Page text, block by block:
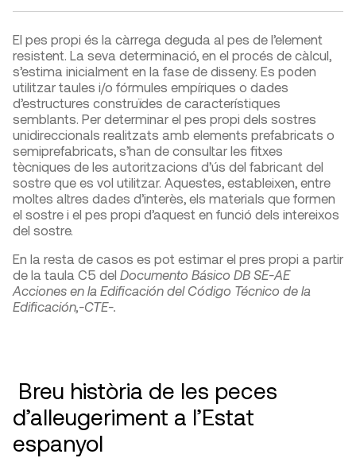
El pes propi és la càrrega deguda al pes de l’element
resistent. La seva determinació, en el procés de càlcul,
s’estima inicialment en la fase de disseny. Es poden
utilitzar taules i/o fórmules empíriques o dades
d’estructures construïdes de característiques
semblants. Per determinar el pes propi dels sostres
unidireccionals realitzats amb elements prefabricats o
semiprefabricats, s’han de consultar les fitxes
tècniques de les autoritzacions d’ús del fabricant del
sostre que es vol utilitzar. Aquestes, estableixen, entre
moltes altres dades d’interès, els materials que formen
el sostre i el pes propi d’aquest en funció dels intereixos
del sostre.
En la resta de casos es pot estimar el pres propi a partir
de la taula C5 del Documento Básico DB SE-AE
Acciones en la Edificación del Código Técnico de la
Edificación,-CTE-.
Breu història de les peces
d’alleugeriment a l’Estat
espanyol